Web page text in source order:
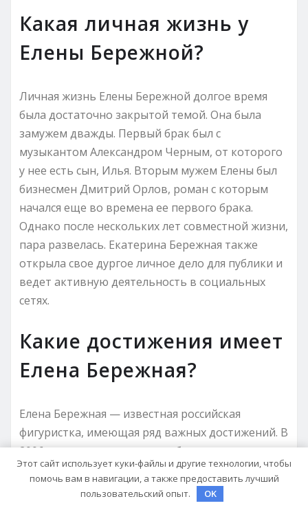
Какая личная жизнь у
Елены Бережной?
Личная жизнь Елены Бережной долгое время
была достаточно закрытой темой. Она была
замужем дважды. Первый брак был с
музыкантом Александром Черным, от которого
у нее есть сын, Илья. Вторым мужем Елены был
бизнесмен Дмитрий Орлов, роман с которым
начался еще во времена ее первого брака.
Однако после нескольких лет совместной жизни,
пара развелась. Екатерина Бережная также
открыла свое дургое личное дело для публики и
ведет активную деятельность в социальных
сетях.
Какие достижения имеет
Елена Бережная?
Елена Бережная — известная российская
фигуристка, имеющая ряд важных достижений. В
2006 году она выиграла серебряную медаль на
чемпионате мира в парном катании с Антоном
Сихарулидзе. Они также завоевали две золотые
медали на чемпионатах России в 2006 и 2007
Этот сайт использует куки-файлы и другие технологии, чтобы
помочь вам в навигации, а также предоставить лучший
пользовательский опыт.
OK